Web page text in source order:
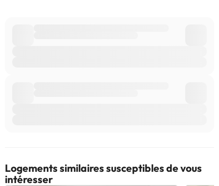
Logements similaires susceptibles de vous
intéresser